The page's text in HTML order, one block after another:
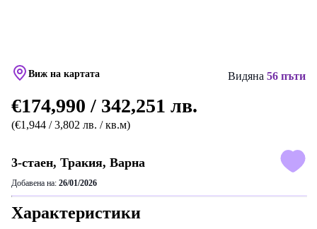
Виж на картата Видяна 56 пъти
€174,990 / 342,251 лв.
(€1,944 / 3,802 лв. / кв.м)
3-стаен, Тракия, Варна
Добавена на: 26/01/2026
Характеристики